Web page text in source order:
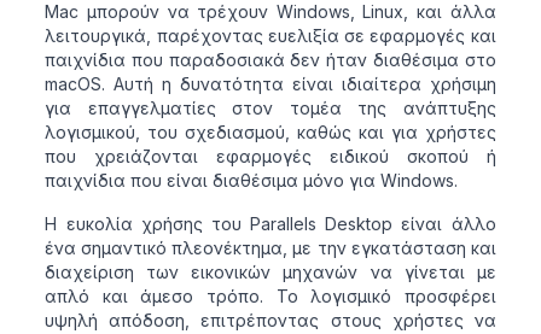
Mac μπορούν να τρέχουν Windows, Linux, και άλλα
λειτουργικά, παρέχοντας ευελιξία σε εφαρμογές και
παιχνίδια που παραδοσιακά δεν ήταν διαθέσιμα στο
macOS. Αυτή η δυνατότητα είναι ιδιαίτερα χρήσιμη
για επαγγελματίες στον τομέα της ανάπτυξης
λογισμικού, του σχεδιασμού, καθώς και για χρήστες
που χρειάζονται εφαρμογές ειδικού σκοπού ή
παιχνίδια που είναι διαθέσιμα μόνο για Windows.
Η ευκολία χρήσης του Parallels Desktop είναι άλλο
ένα σημαντικό πλεονέκτημα, με την εγκατάσταση και
διαχείριση των εικονικών μηχανών να γίνεται με
απλό και άμεσο τρόπο. Το λογισμικό προσφέρει
υψηλή απόδοση, επιτρέποντας στους χρήστες να